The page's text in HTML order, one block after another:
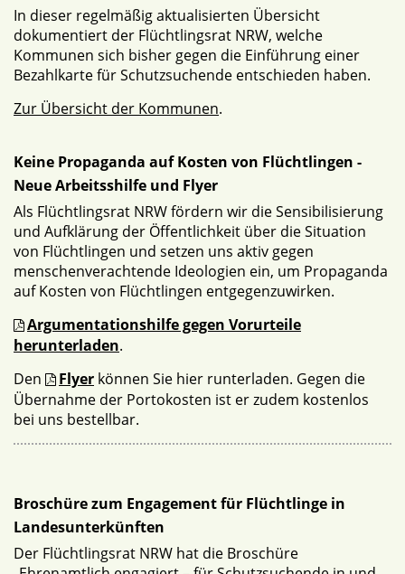
In dieser regelmäßig aktualisierten Übersicht
dokumentiert der Flüchtlingsrat NRW, welche
Kommunen sich bisher gegen die Einführung einer
Bezahlkarte für Schutzsuchende entschieden haben.
Zur Übersicht der Kommunen.
Keine Propaganda auf Kosten von Flüchtlingen -
Neue Arbeitsshilfe und Flyer
Als Flüchtlingsrat NRW fördern wir die Sensibilisierung
und Aufklärung der Öffentlichkeit über die Situation
von Flüchtlingen und setzen uns aktiv gegen
menschenverachtende Ideologien ein, um Propaganda
auf Kosten von Flüchtlingen entgegenzuwirken.
Argumentationshilfe gegen Vorurteile
herunterladen.
Den
Flyer können Sie hier runterladen. Gegen die
Übernahme der Portokosten ist er zudem kostenlos
bei uns bestellbar.
Broschüre zum Engagement für Flüchtlinge in
Landesunterkünften
Der Flüchtlingsrat NRW hat die Broschüre